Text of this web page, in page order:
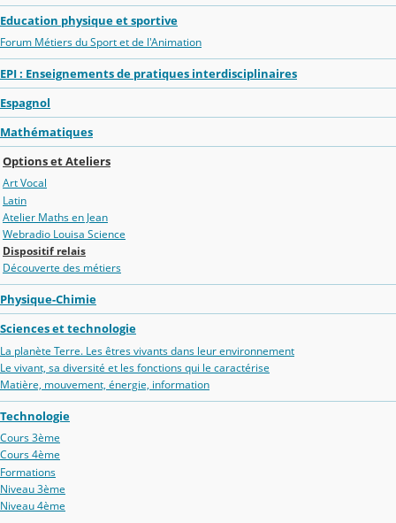
Education physique et sportive
Forum Métiers du Sport et de l'Animation
EPI : Enseignements de pratiques interdisciplinaires
Espagnol
Mathématiques
Options et Ateliers
Art Vocal
Latin
Atelier Maths en Jean
Webradio Louisa Science
Dispositif relais
Découverte des métiers
Physique-Chimie
Sciences et technologie
La planète Terre. Les êtres vivants dans leur environnement
Le vivant, sa diversité et les fonctions qui le caractérise
Matière, mouvement, énergie, information
Technologie
Cours 3ème
Cours 4ème
Formations
Niveau 3ème
Niveau 4ème